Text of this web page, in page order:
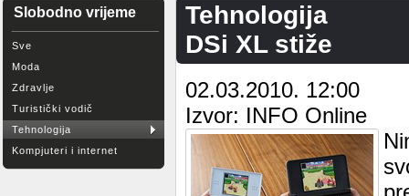
Slobodno vrijeme
Sve
Moda
Zdravlje
Turistički vodič
Tehnologija
Kompjuteri i internet
Tehnologija
DSi XL stiže
02.03.2010. 12:00
Izvor: INFO Online